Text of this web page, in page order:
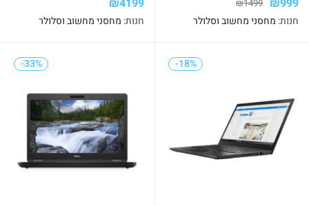
₪999
₪1499
חנות: מחסני מחשוב וסלולר
₪4199
חנות: מחסני מחשוב וסלולר
-18%
-33%